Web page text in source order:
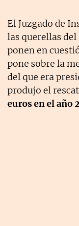
El Juzgado de
las querellas
ponen en
pone sobre la
del que era
produjo el
euros en el año